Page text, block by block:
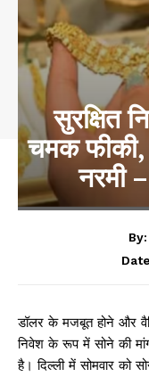
सुरक्षित
चमक
नरमी
By:
डॉलर के मजबूत होने और
निवेश के रूप में सोने की
है। दिल्ली में सोमवार को